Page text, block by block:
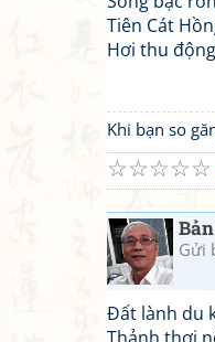
Tiên Cát
Hơi thu
Khi bạn so
☆
☆
☆
☆
☆
Gửi
Đất lành du